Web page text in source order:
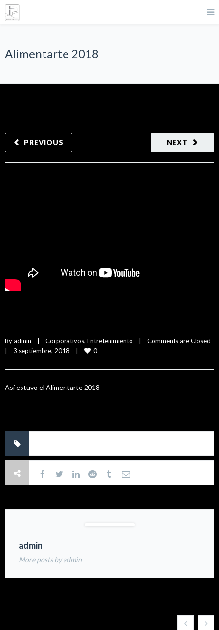
Alimentarte 2018
NEXT
PREVIOUS
By admin Corporativos, Entretenimiento
Comments are Closed
3 septiembre, 2018 0
Así estuvo el Alimentarte 2018
admin
More posts by admin